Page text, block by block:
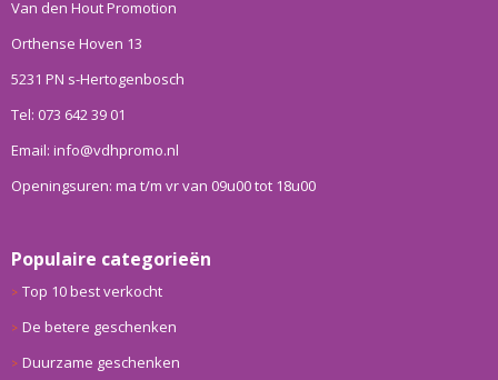
Van den Hout Promotion
Orthense Hoven 13
5231 PN s-Hertogenbosch
Tel: 073 642 39 01
Email: info@vdhpromo.nl
Openingsuren: ma t/m vr van 09u00 tot 18u00
Populaire categorieën
Top 10 best verkocht
De betere geschenken
Duurzame geschenken